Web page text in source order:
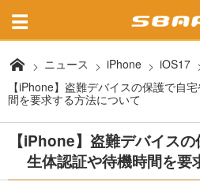
ニュース iPhone
iOS17
【iPhone】盗難デバイスの保護で自
間を要求する方法について
【iPhone】盗難デバイス
生体認証や待機時間を要